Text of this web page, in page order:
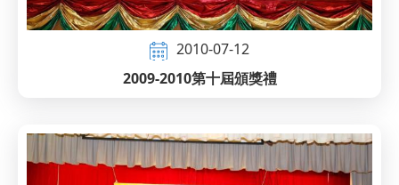
2010-07-12
2009-2010第十屆頒獎禮